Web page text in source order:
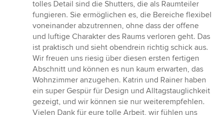
tolles Detail sind die Shutters, die als Raumteiler
fungieren. Sie ermöglichen es, die Bereiche flexibel
voneinander abzutrennen, ohne dass der offene
und luftige Charakter des Raums verloren geht. Das
ist praktisch und sieht obendrein richtig schick aus.
Wir freuen uns riesig über diesen ersten fertigen
Abschnitt und können es nun kaum erwarten, das
Wohnzimmer anzugehen. Katrin und Rainer haben
ein super Gespür für Design und Alltagstauglichkeit
gezeigt, und wir können sie nur weiterempfehlen.
Vielen Dank für eure tolle Arbeit, wir fühlen uns